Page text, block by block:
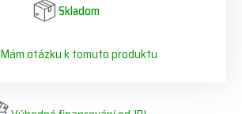
Skladom
Mám otázku k tomuto produktu